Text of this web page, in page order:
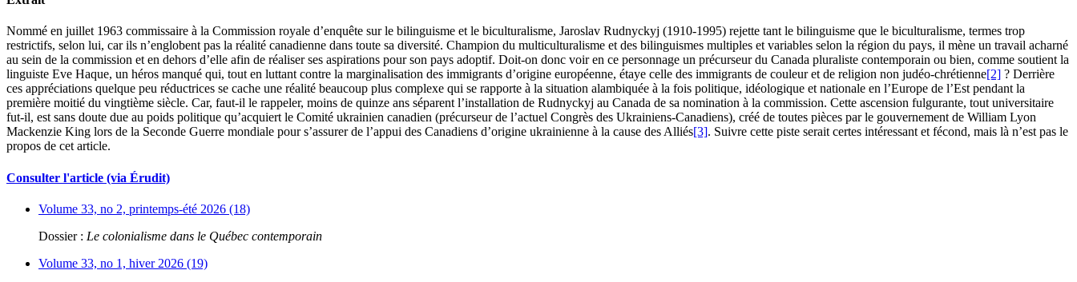
Nommé en juillet 1963 commissaire à la Commission royale d’enquête sur le bilinguisme et le biculturalisme, Jaroslav Rudnyckyj (1910-1995) rejette tant le bilinguisme que le biculturalisme, termes trop
restrictifs, selon lui, car ils n’englobent pas la réalité canadienne dans toute sa diversité. Champion du multiculturalisme et des bilinguismes multiples et variables selon la région du pays, il mène un travail acharné
au sein de la commission et en dehors d’elle afin de réaliser ses aspirations pour son pays adoptif. Doit-on donc voir en ce personnage un précurseur du Canada pluraliste contemporain ou bien, comme soutient la
linguiste Eve Haque, un héros manqué qui, tout en luttant contre la marginalisation des immigrants d’origine européenne, étaye celle des immigrants de couleur et de religion non judéo-chrétienne[2] ? Derrière
ces appréciations quelque peu réductrices se cache une réalité beaucoup plus complexe qui se rapporte à la situation alambiquée à la fois politique, idéologique et nationale en l’Europe de l’Est pendant la
première moitié du vingtième siècle. Car, faut-il le rappeler, moins de quinze ans séparent l’installation de Rudnyckyj au Canada de sa nomination à la commission. Cette ascension fulgurante, tout universitaire
fut-il, est sans doute due au poids politique qu’acquiert le Comité ukrainien canadien (précurseur de l’actuel Congrès des Ukrainiens-Canadiens), créé de toutes pièces par le gouvernement de William Lyon
Mackenzie King lors de la Seconde Guerre mondiale pour s’assurer de l’appui des Canadiens d’origine ukrainienne à la cause des Alliés[3]. Suivre cette piste serait certes intéressant et fécond, mais là n’est pas le
propos de cet article.
Consulter l'article (via Érudit)
Volume 33, no 2, printemps-été 2026 (18)
Dossier : Le colonialisme dans le Québec contemporain
Volume 33, no 1, hiver 2026 (19)